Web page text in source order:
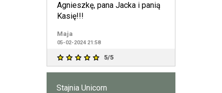
Agnieszkę, pana Jacka i panią
Kasię!!!
Maja
05-02-2024 21:58
5/5
Stajnia Unicorn